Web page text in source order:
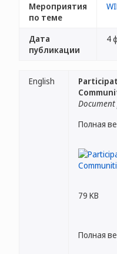
Мероприятия
по теме
Дата
публикации
4
English
Полная
79 KB
Полная